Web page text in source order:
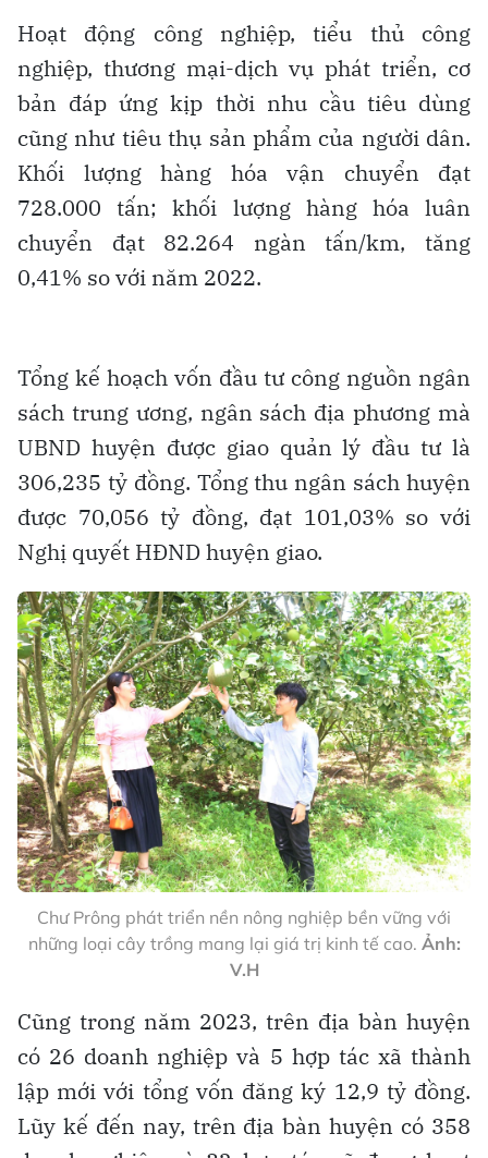
Hoạt động công nghiệp, tiểu thủ công
nghiệp, thương mại-dịch vụ phát triển, cơ
bản đáp ứng kịp thời nhu cầu tiêu dùng
cũng như tiêu thụ sản phẩm của người dân.
Khối lượng hàng hóa vận chuyển đạt
728.000 tấn; khối lượng hàng hóa luân
chuyển đạt 82.264 ngàn tấn/km, tăng
0,41% so với năm 2022.
Tổng kế hoạch vốn đầu tư công nguồn ngân
sách trung ương, ngân sách địa phương mà
UBND huyện được giao quản lý đầu tư là
306,235 tỷ đồng. Tổng thu ngân sách huyện
được 70,056 tỷ đồng, đạt 101,03% so với
Nghị quyết HĐND huyện giao.
Chư Prông phát triển nền nông nghiệp bền vững với
những loại cây trồng mang lại giá trị kinh tế cao. Ảnh:
V.H
Cũng trong năm 2023, trên địa bàn huyện
có 26 doanh nghiệp và 5 hợp tác xã thành
lập mới với tổng vốn đăng ký 12,9 tỷ đồng.
Lũy kế đến nay, trên địa bàn huyện có 358